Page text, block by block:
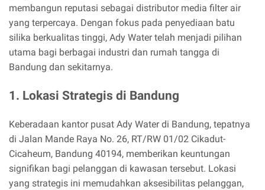
membangun reputasi sebagai distributor media filter air
yang terpercaya. Dengan fokus pada penyediaan batu
silika berkualitas tinggi, Ady Water telah menjadi pilihan
utama bagi berbagai industri dan rumah tangga di
Bandung dan sekitarnya.
1. Lokasi Strategis di Bandung
Keberadaan kantor pusat Ady Water di Bandung, tepatnya
di Jalan Mande Raya No. 26, RT/RW 01/02 Cikadut-
Cicaheum, Bandung 40194, memberikan keuntungan
signifikan bagi pelanggan di kawasan tersebut. Lokasi
yang strategis ini memudahkan aksesibilitas pelanggan,